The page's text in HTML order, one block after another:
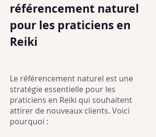
référencement naturel
pour les praticiens en
Reiki
Le référencement naturel est une
stratégie essentielle pour les
praticiens en Reiki qui souhaitent
attirer de nouveaux clients. Voici
pourquoi :